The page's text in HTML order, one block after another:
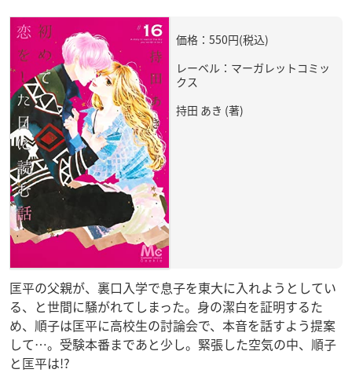
価格：550円(税込)
レーベル：マーガレットコミッ
クス
持田 あき (著)
匡平の父親が、裏口入学で息子を東大に入れようとしてい
る、と世間に騒がれてしまった。身の潔白を証明するた
め、順子は匡平に高校生の討論会で、本音を話すよう提案
して…。受験本番まであと少し。緊張した空気の中、順子
と匡平は!?